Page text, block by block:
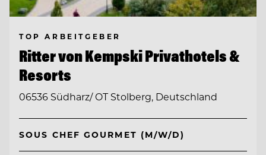
TOP ARBEITGEBER
Ritter von Kempski Privathotels &
Resorts
06536 Südharz/ OT Stolberg, Deutschland
SOUS CHEF GOURMET (M/W/D)